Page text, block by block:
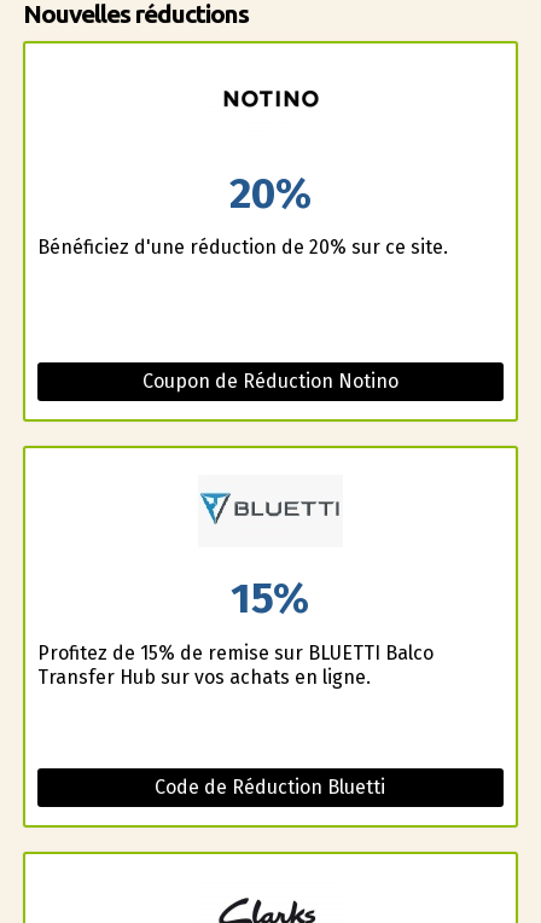
Nouvelles réductions
20%
Bénéficiez d'une réduction de 20% sur ce site.
Coupon de Réduction Notino
15%
Profitez de 15% de remise sur BLUETTI Balco
Transfer Hub sur vos achats en ligne.
Code de Réduction Bluetti